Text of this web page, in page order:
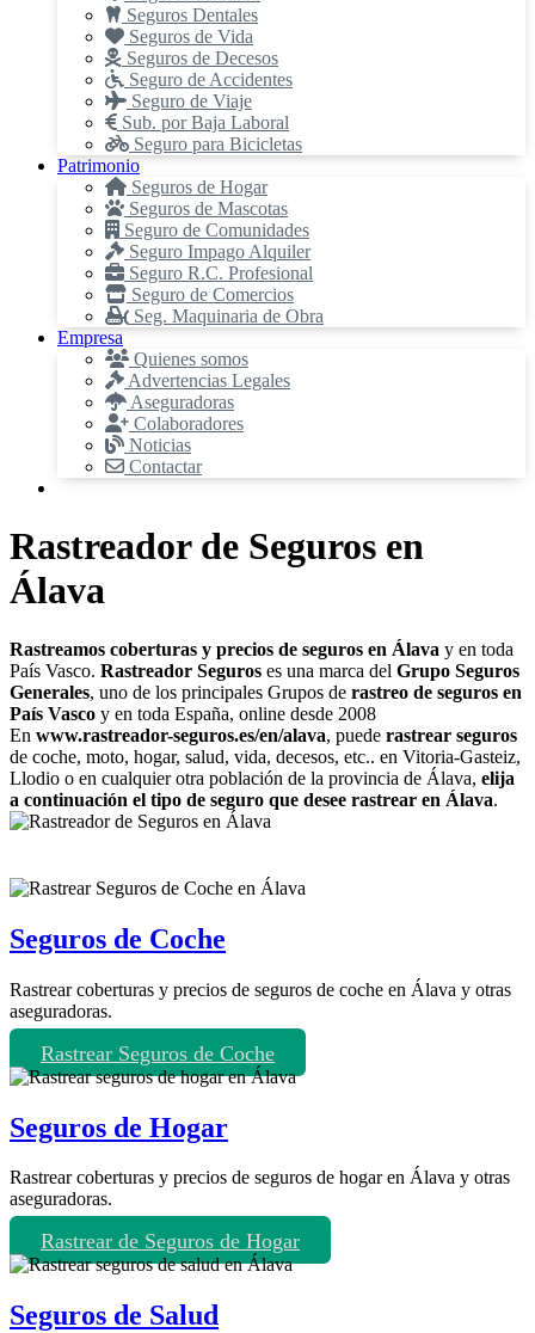
Seguros Dentales
Seguros de Vida
Seguros de Decesos
Seguro de Accidentes
Seguro de Viaje
Sub. por Baja Laboral
Seguro para Bicicletas
Patrimonio
Seguros de Hogar
Seguros de Mascotas
Seguro de Comunidades
Seguro Impago Alquiler
Seguro R.C. Profesional
Seguro de Comercios
Seg. Maquinaria de Obra
Empresa
Quienes somos
Advertencias Legales
Aseguradoras
Colaboradores
Noticias
Contactar
Rastreador de Seguros en
Álava
Rastreamos coberturas y precios de seguros en Álava y en toda
País Vasco. Rastreador Seguros es una marca del Grupo Seguros
Generales, uno de los principales Grupos de rastreo de seguros en
País Vasco y en toda España, online desde 2008
En www.rastreador-seguros.es/en/alava, puede rastrear seguros
de coche, moto, hogar, salud, vida, decesos, etc.. en Vitoria-Gasteiz,
Llodio o en cualquier otra población de la provincia de Álava, elija
a continuación el tipo de seguro que desee rastrear en Álava.
Seguros de Coche
Rastrear coberturas y precios de seguros de coche en Álava y otras
aseguradoras.
Rastrear Seguros de Coche
Seguros de Hogar
Rastrear coberturas y precios de seguros de hogar en Álava y otras
aseguradoras.
Rastrear de Seguros de Hogar
Seguros de Salud